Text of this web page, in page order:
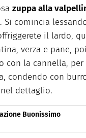
zuppa alla
Si comincia
il lardo,
verza e pane,
con la cannella,
condendo con
dettaglio.
Buonissimo
è il magazine di
e spiegate passo passo.